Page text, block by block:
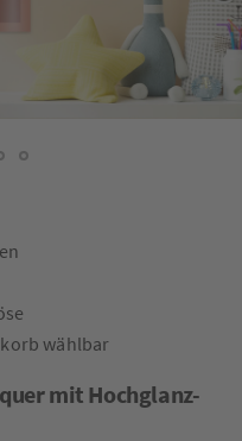
wählbar
mit Hochglanz-